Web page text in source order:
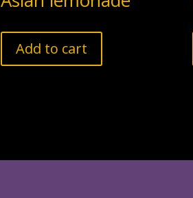
Add to cart